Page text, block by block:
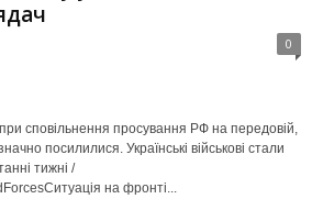
0
сповільнення просування РФ на передовій,
посилилися. Українські військові стали
тижні /
на фронті...